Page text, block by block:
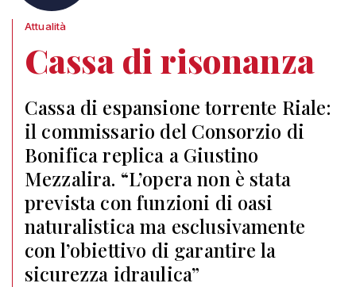
Attualità
Cassa di risonanza
Cassa di espansione torrente Riale:
il commissario del Consorzio di
Bonifica replica a Giustino
Mezzalira. “L’opera non è stata
prevista con funzioni di oasi
naturalistica ma esclusivamente
con l’obiettivo di garantire la
sicurezza idraulica”